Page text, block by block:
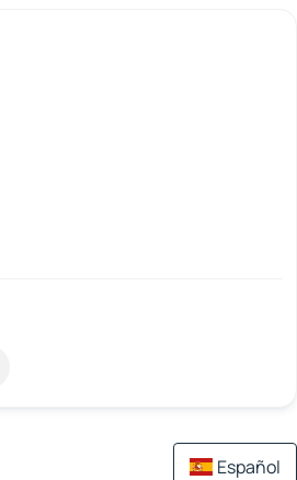
Español